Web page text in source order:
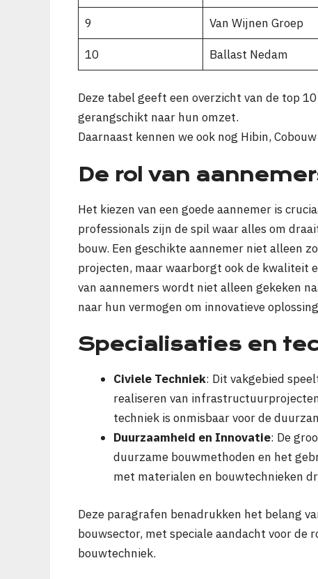
9 Van Wijnen Groep
10 Ballast Nedam
Deze tabel geeft een overzicht van de top
gerangschikt naar hun omzet.
Daarnaast kennen we ook nog Hibin,
De rol van
Het kiezen van een goede aannemer is
professionals zijn de spil waar alles om
bouw. Een geschikte aannemer niet alleen
projecten, maar waarborgt ook de kwaliteit
van aannemers wordt niet alleen gekeken
naar hun vermogen om innovatieve
Specialisaties en
Civiele Techniek: Dit vakgebied
realiseren van
techniek is onmisbaar voor de
Duurzaamheid en Innovatie: De
duurzame bouwmethoden en het
met materialen en bouwtechnieken
Deze paragrafen benadrukken het belang
bouwsector, met speciale aandacht voor de
bouwtechniek.